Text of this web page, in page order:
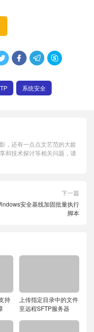
  
系统安全
，还有一点点文艺范的大龄
和技术探讨等相关问题，请
下一篇
安全基线加固批量执行
脚本
持
上传指定目录中的文件
至远程SFTP服务器